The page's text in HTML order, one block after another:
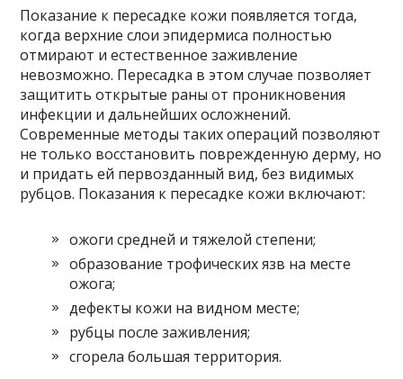
Показание к пересадке кожи появляется тогда,
когда верхние слои эпидермиса полностью
отмирают и естественное заживление
невозможно. Пересадка в этом случае позволяет
защитить открытые раны от проникновения
инфекции и дальнейших осложнений.
Современные методы таких операций позволяют
не только восстановить поврежденную дерму, но
и придать ей первозданный вид, без видимых
рубцов. Показания к пересадке кожи включают:
ожоги средней и тяжелой степени;
образование трофических язв на месте
ожога;
дефекты кожи на видном месте;
рубцы после заживления;
сгорела большая территория.